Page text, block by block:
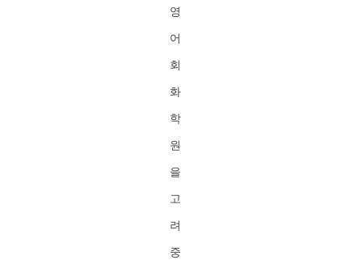
영
어
회
화
학
원
을
고
려
중